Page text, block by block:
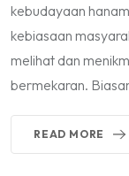
kebudayaan
kebiasaan
melihat dan
bermekaran.
READ MORE